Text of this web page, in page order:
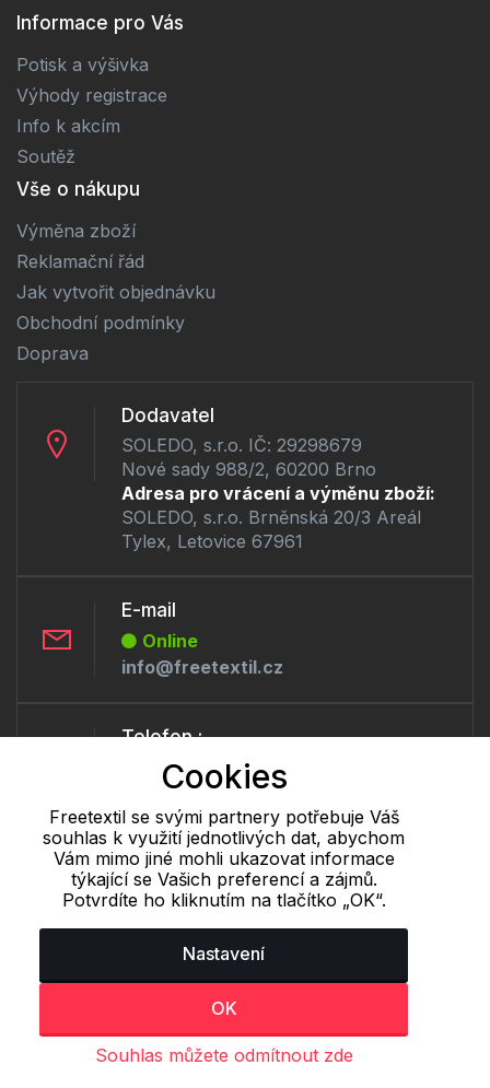
Informace pro Vás
Potisk a výšivka
Výhody registrace
Info k akcím
Soutěž
Vše o nákupu
Výměna zboží
Reklamační řád
Jak vytvořit objednávku
Obchodní podmínky
Doprava
Dodavatel
SOLEDO, s.r.o. IČ: 29298679
Nové sady 988/2, 60200 Brno
Adresa pro vrácení a výměnu zboží:
SOLEDO, s.r.o. Brněnská 20/3 Areál
Tylex, Letovice 67961
E-mail
Online
info@freetextil.cz
Telefon :
Offline
+420 530 334 460
Cookie - podrobné nastavení| Další informace|Ochrana osobních
Cookies
Freetextil se svými partnery potřebuje Váš
souhlas k využití jednotlivých dat, abychom
Vám mimo jiné mohli ukazovat informace
týkající se Vašich preferencí a zájmů.
Potvrdíte ho kliknutím na tlačítko „OK“.
Nastavení
OK
Souhlas můžete odmítnout zde